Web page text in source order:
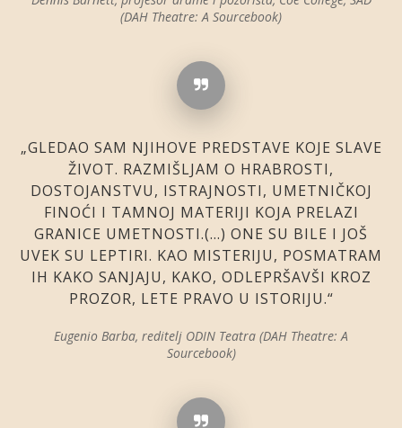
(DAH Theatre: A Sourcebook)
„GLEDAO SAM NJIHOVE PREDSTAVE KOJE SLAVE
ŽIVOT. RAZMIŠLJAM O HRABROSTI,
DOSTOJANSTVU, ISTRAJNOSTI, UMETNIČKOJ
FINOĆI I TAMNOJ MATERIJI KOJA PRELAZI
GRANICE UMETNOSTI.(…) ONE SU BILE I JOŠ
UVEK SU LEPTIRI. KAO MISTERIJU, POSMATRAM
IH KAKO SANJAJU, KAKO, ODLEPRŠAVŠI KROZ
PROZOR, LETE PRAVO U ISTORIJU.“
Eugenio Barba, reditelj ODIN Teatra (DAH Theatre: A
Sourcebook)